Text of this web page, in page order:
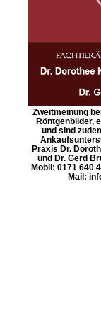
Zweitmeinung
Röntgenbilder,
und sind
Praxis Dr.
und Dr. Gerd
Mobil: 0171 640
Mail: